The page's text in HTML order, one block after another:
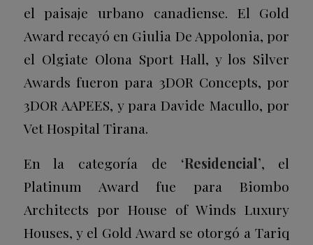
el paisaje urbano canadiense. El Gold
Award recayó en Giulia De Appolonia, por
el Olgiate Olona Sport Hall, y los Silver
Awards fueron para 3DOR Concepts, por
3DOR AAPEES, y para Davide Macullo, por
Vet Hospital Tirana.
En la categoría de ‘Residencial’, el
Platinum Award fue para Biombo
Architects por House of Winds Luxury
Houses, y el Gold Award se otorgó a Tariq